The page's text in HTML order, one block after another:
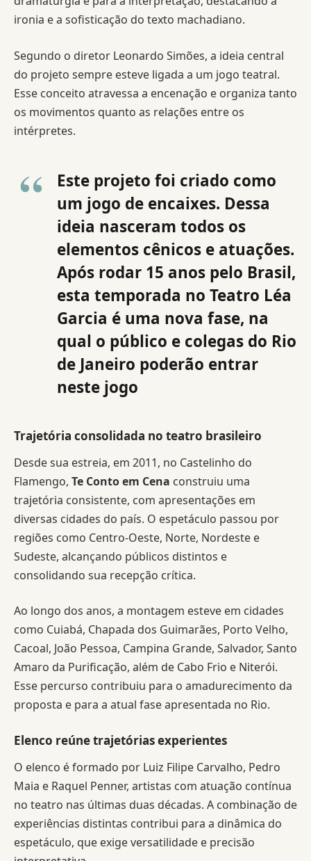
ironia e a sofisticação do texto machadiano.
Segundo o diretor Leonardo Simões, a ideia central
do projeto sempre esteve ligada a um jogo teatral.
Esse conceito atravessa a encenação e organiza tanto
os movimentos quanto as relações entre os
intérpretes.
Este projeto foi criado como
um jogo de encaixes. Dessa
ideia nasceram todos os
elementos cênicos e atuações.
Após rodar 15 anos pelo Brasil,
esta temporada no Teatro Léa
Garcia é uma nova fase, na
qual o público e colegas do Rio
de Janeiro poderão entrar
neste jogo
Trajetória consolidada no teatro brasileiro
Desde sua estreia, em 2011, no Castelinho do
Flamengo, Te Conto em Cena construiu uma
trajetória consistente, com apresentações em
diversas cidades do país. O espetáculo passou por
regiões como Centro-Oeste, Norte, Nordeste e
Sudeste, alcançando públicos distintos e
consolidando sua recepção crítica.
Ao longo dos anos, a montagem esteve em cidades
como Cuiabá, Chapada dos Guimarães, Porto Velho,
Cacoal, João Pessoa, Campina Grande, Salvador, Santo
Amaro da Purificação, além de Cabo Frio e Niterói.
Esse percurso contribuiu para o amadurecimento da
proposta e para a atual fase apresentada no Rio.
Elenco reúne trajetórias experientes
O elenco é formado por Luiz Filipe Carvalho, Pedro
Maia e Raquel Penner, artistas com atuação contínua
no teatro nas últimas duas décadas. A combinação de
experiências distintas contribui para a dinâmica do
espetáculo, que exige versatilidade e precisão